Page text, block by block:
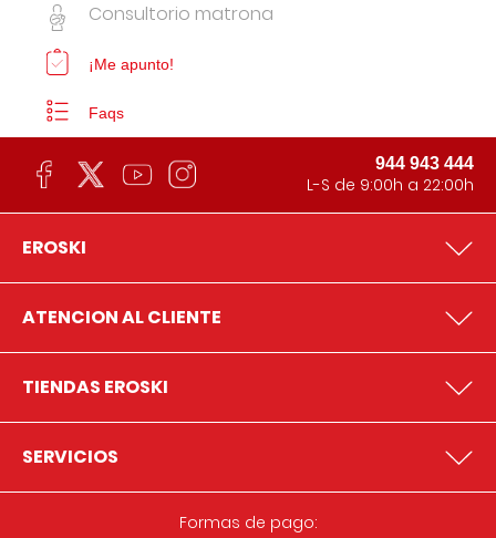
Consultorio matrona
¡Me apunto!
Faqs
944 943 444
L-S de 9:00h a 22:00h
EROSKI
ATENCION AL CLIENTE
TIENDAS EROSKI
SERVICIOS
Formas de pago: